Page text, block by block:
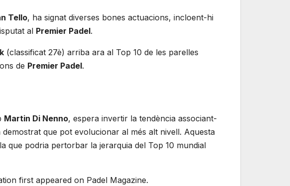
Tello, ha signat diverses bones actuacions, incloent-hi
al Premier Padel.
(classificat 27è) arriba ara al Top 10 de les parelles
de Premier Padel.
Martin Di Nenno, espera invertir la tendència associant-
que pot evolucionar al més alt nivell. Aquesta
que podria pertorbar la jerarquia del Top 10 mundial
first appeared on Padel Magazine.